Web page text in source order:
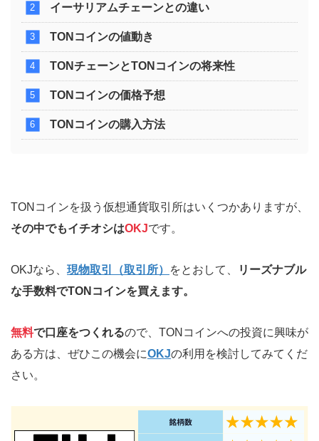
イーサリアムチェーンとの違い
TONコインの値動き
TONチェーンとTONコインの将来性
TONコインの価格予想
TONコインの購入方法
TONコインを扱う仮想通貨取引所はいくつかありますが、
その中でもイチオシはOKJです。
OKJなら、 現物取引（取引所） をとおして、
リーズナブル
な手数料でTONコインを買えます。
無料で口座をつくれるので、TONコインへの投資に興味が
ある方は、ぜひこの機会にOKJの利用を検討してみてくだ
さい。